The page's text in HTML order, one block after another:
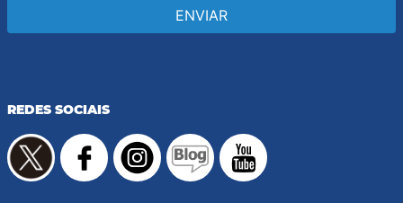
ENVIAR
REDES SOCIAIS